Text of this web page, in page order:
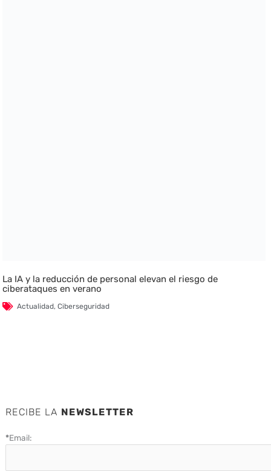
La IA y la reducción de personal elevan el riesgo de
ciberataques en verano
Actualidad,Ciberseguridad
RECIBE LA NEWSLETTER
*Email: